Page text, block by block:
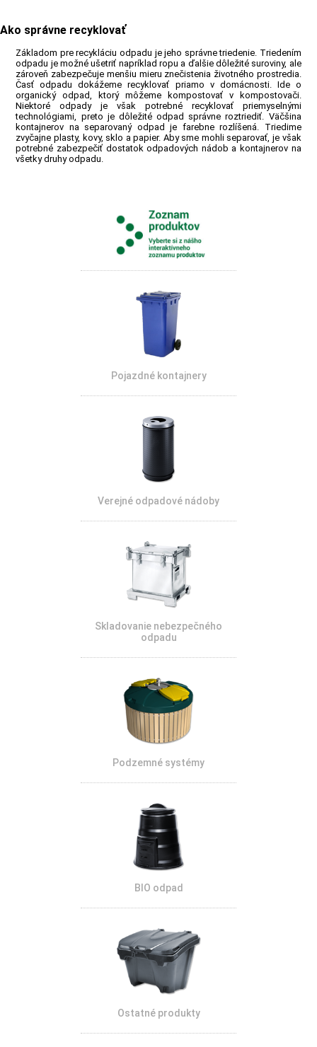
Ako správne recyklovať
Základom pre recykláciu odpadu je jeho správne triedenie. Triedením
odpadu je možné ušetriť napríklad ropu a ďalšie dôležité suroviny, ale
zároveň zabezpečuje menšiu mieru znečistenia životného prostredia.
Časť odpadu dokážeme recyklovať priamo v domácnosti. Ide o
organický odpad, ktorý môžeme kompostovať v kompostovači.
Niektoré odpady je však potrebné recyklovať priemyselnými
technológiami, preto je dôležité odpad správne roztriediť. Väčšina
kontajnerov na separovaný odpad je farebne rozlíšená. Triedime
zvyčajne plasty, kovy, sklo a papier. Aby sme mohli separovať, je však
potrebné zabezpečiť dostatok odpadových nádob a kontajnerov na
všetky druhy odpadu.
Pojazdné kontajnery
Verejné odpadové nádoby
Skladovanie nebezpečného
odpadu
Podzemné systémy
BIO odpad
Ostatné produkty